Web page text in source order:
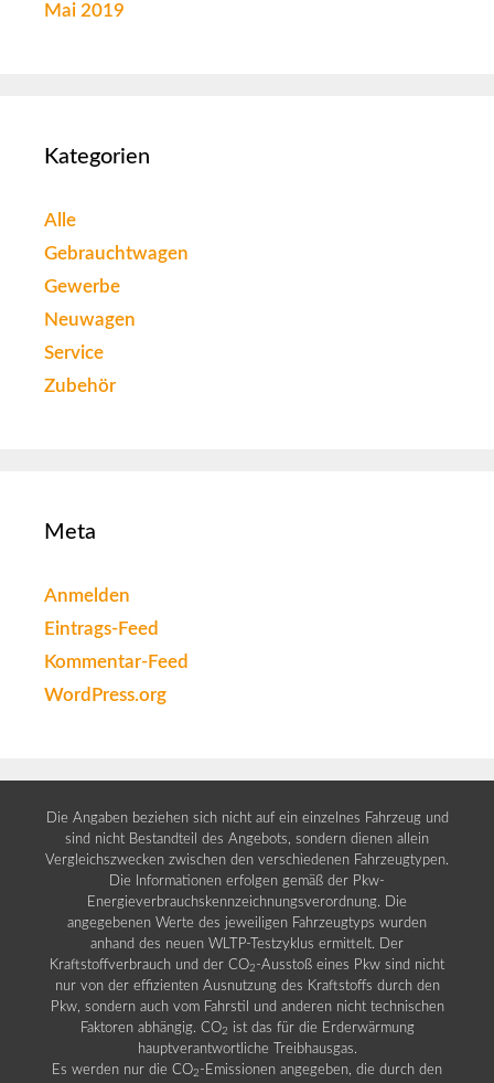
Mai 2019
Kategorien
Alle
Gebrauchtwagen
Gewerbe
Neuwagen
Service
Zubehör
Meta
Anmelden
Eintrags-Feed
Kommentar-Feed
WordPress.org
Die Angaben beziehen sich nicht auf ein einzelnes Fahrzeug und
sind nicht Bestandteil des Angebots, sondern dienen allein
Vergleichszwecken zwischen den verschiedenen Fahrzeugtypen.
Die Informationen erfolgen gemäß der Pkw-
Energieverbrauchskennzeichnungsverordnung. Die
angegebenen Werte des jeweiligen Fahrzeugtyps wurden
anhand des neuen WLTP-Testzyklus ermittelt. Der
Kraftstoffverbrauch und der CO2 -Ausstoß eines Pkw sind nicht
nur von der effizienten Ausnutzung des Kraftstoffs durch den
Pkw, sondern auch vom Fahrstil und anderen nicht technischen
Faktoren abhängig. CO2 ist das für die Erderwärmung
hauptverantwortliche Treibhausgas.
Es werden nur die CO2 -Emissionen angegeben, die durch den